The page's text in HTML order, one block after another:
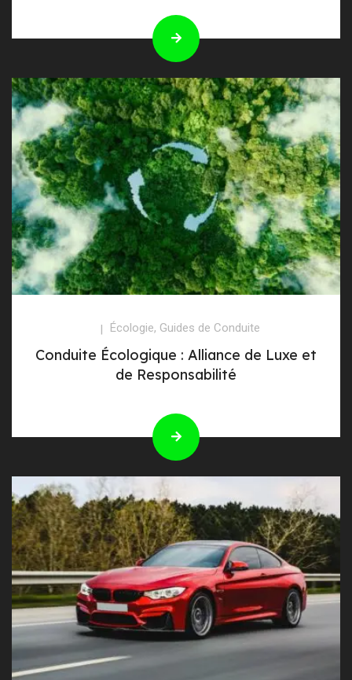
Écologie, Guides de Conduite
Conduite Écologique : Alliance de Luxe et
de Responsabilité